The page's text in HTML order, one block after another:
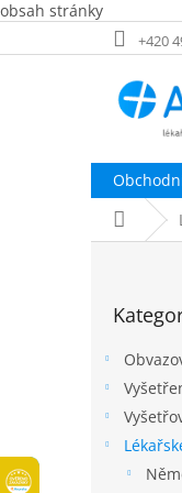
obsah stránky
na
+420
Domů
kategorie